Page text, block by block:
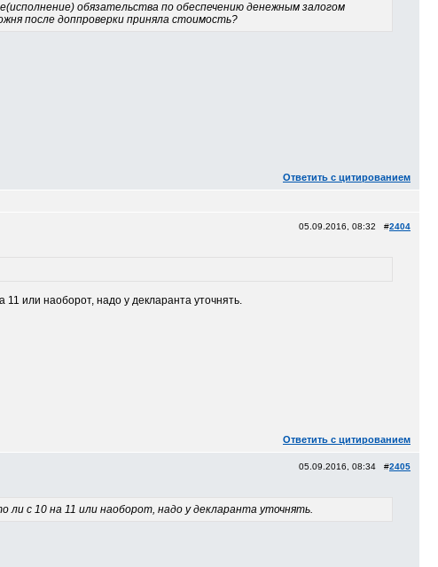
обязательства по обеспечению денежным залогом
после доппроверки приняла стоимость?
Ответить с цитированием
05.09.2016, 08:32 #2404
11 или наоборот, надо у декларанта уточнять.
Ответить с цитированием
05.09.2016, 08:34 #2405
с 10 на 11 или наоборот, надо у декларанта уточнять.